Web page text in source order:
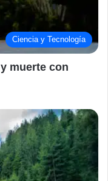
Ciencia y Tecnología
muerte con